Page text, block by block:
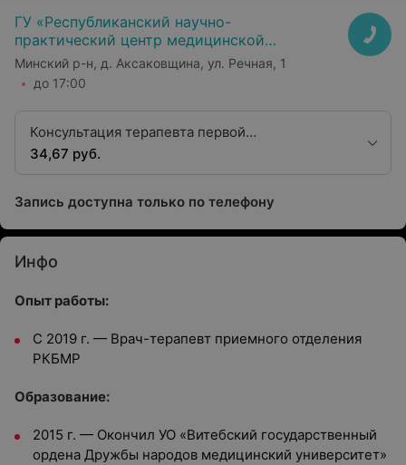
ГУ «Республиканский научно-
практический центр медицинской
экспертизы и реабилитаци»
Минский р-н, д. Аксаковщина, ул. Речная, 1
до 17:00
Консультация терапевта первой
квалификационной категории
34,67 руб.
Запись доступна только по телефону
Инфо
Опыт работы:
С 2019 г. — Врач-терапевт приемного отделения
РКБМР
Образование:
2015 г. — Окончил УО «Витебский государственный
ордена Дружбы народов медицинский университет»